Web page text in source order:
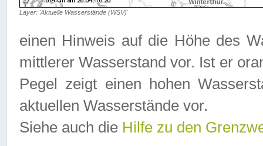
Layer: 'Aktuelle Wasserstände (WSV)'
einen Hinweis auf die Höhe des
mittlerer Wasserstand vor. Ist er
Pegel zeigt einen hohen
aktuellen Wasserstände vor.
Siehe auch die Hilfe zu den